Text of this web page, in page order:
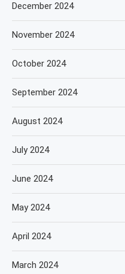
December 2024
November 2024
October 2024
September 2024
August 2024
July 2024
June 2024
May 2024
April 2024
March 2024